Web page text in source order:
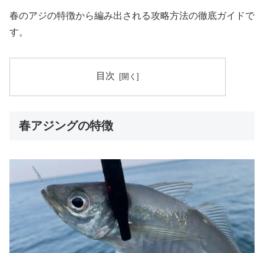
春のアジの特徴から編み出される攻略方法の徹底ガイドで
す。
目次
春アジングの特徴